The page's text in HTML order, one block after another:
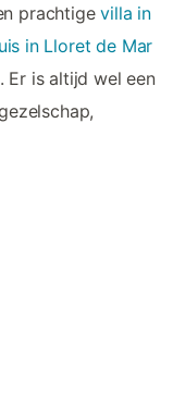
prachtigevilla in
in Lloret de Mar
Er is altijd wel een